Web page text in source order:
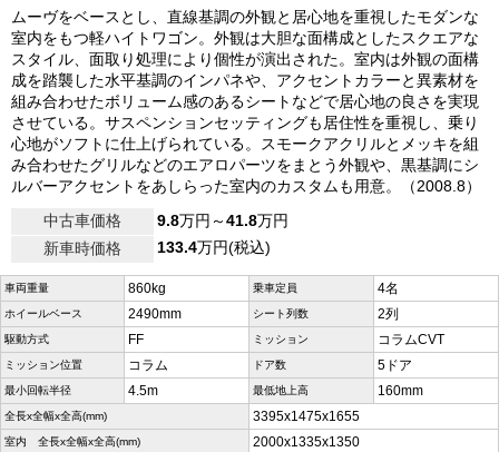
ムーヴをベースとし、直線基調の外観と居心地を重視したモダンな
室内をもつ軽ハイトワゴン。外観は大胆な面構成としたスクエアな
スタイル、面取り処理により個性が演出された。室内は外観の面構
成を踏襲した水平基調のインパネや、アクセントカラーと異素材を
組み合わせたボリューム感のあるシートなどで居心地の良さを実現
させている。サスペンションセッティングも居住性を重視し、乗り
心地がソフトに仕上げられている。スモークアクリルとメッキを組
み合わせたグリルなどのエアロパーツをまとう外観や、黒基調にシ
ルバーアクセントをあしらった室内のカスタムも用意。（2008.8）
中古車価格
9.8万円～41.8万円
新車時価格
133.4万円(税込)
車両重量 860kg 乗車定員 4名
ホイールベース 2490mm シート列数 2列
駆動方式 FF ミッション コラムCVT
ミッション位置 コラム ドア数 5ドア
最小回転半径 4.5m 最低地上高 160mm
全長x全幅x全高(mm) 3395x1475x1655
室内 全長x全幅x全高(mm) 2000x1335x1350